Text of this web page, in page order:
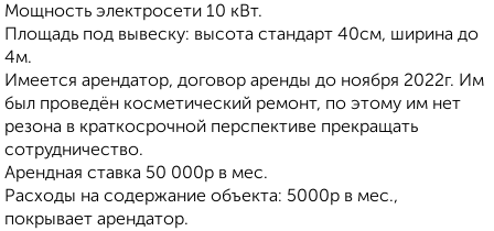
Мощность электросети 10 кВт.
Площадь под вывеску: высота стандарт 40см, ширина до
4м.
Имеется арендатор, договор аренды до ноября 2022г. Им
был проведён косметический ремонт, по этому им нет
резона в краткосрочной перспективе прекращать
сотрудничество.
Арендная ставка 50 000р в мес.
Расходы на содержание объекта: 5000р в мес.,
покрывает арендатор.